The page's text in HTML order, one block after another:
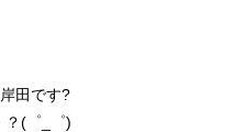
田です?
？(゜_゜)